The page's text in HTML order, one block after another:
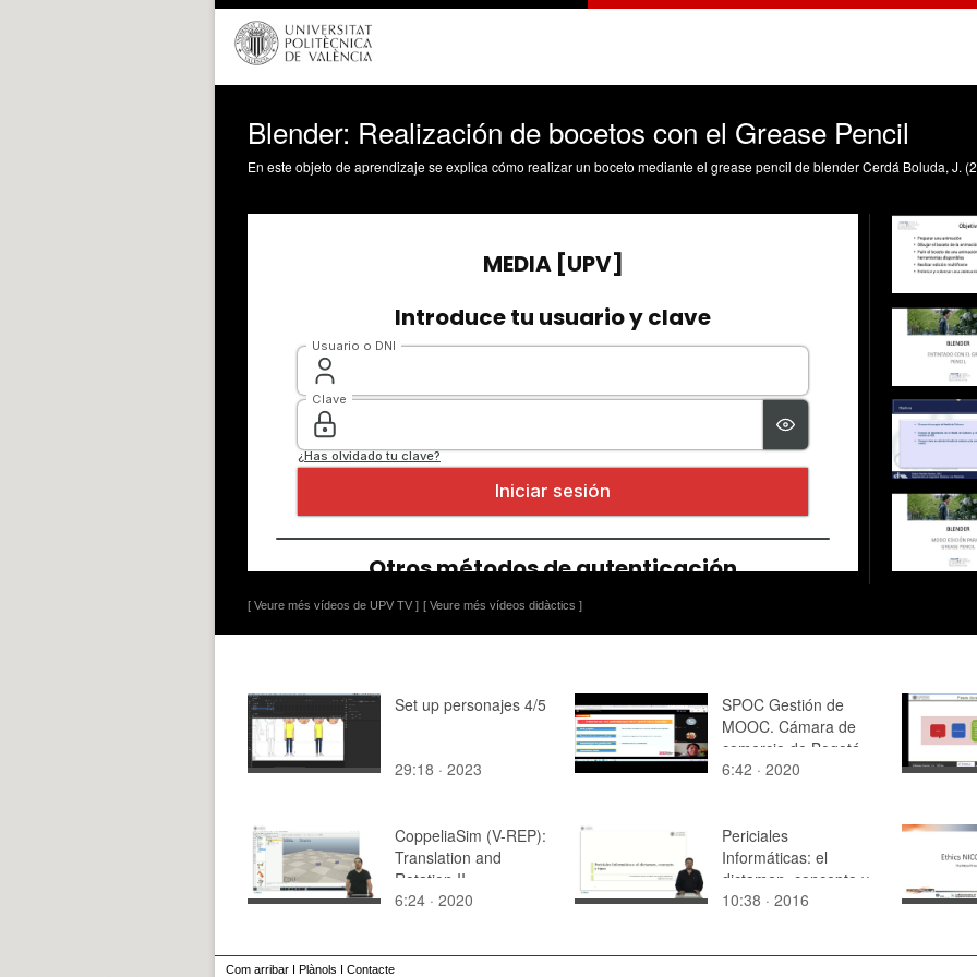
Blender: Realización de bocetos con el Grease Pencil
[ Veure més vídeos de UPV TV ] [ Veure més vídeos didàctics ]
Set up personajes 4/5
29:18 · 2023
SPOC Gestión de
MOOC. Cámara de
comercio de Bogotá.
Modelo de aprendizaje
6:42 · 2020
CoppeliaSim (V-REP):
Translation and
Rotation II.
6:24 · 2020
Periciales
Informáticas: el
dictamen, concepto y
tipos
10:38 · 2016
Com arribar I Plànols I Contacte